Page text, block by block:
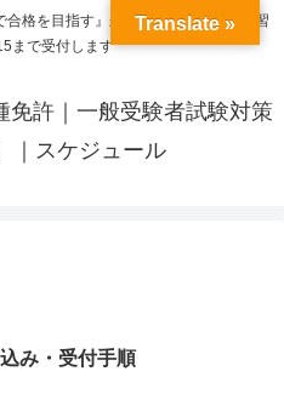
合格を目指す』来呼応した時間から学習
まで受付します
免許｜一般受験者試験対策
｜スケジュール
み・受付手順
Translate »